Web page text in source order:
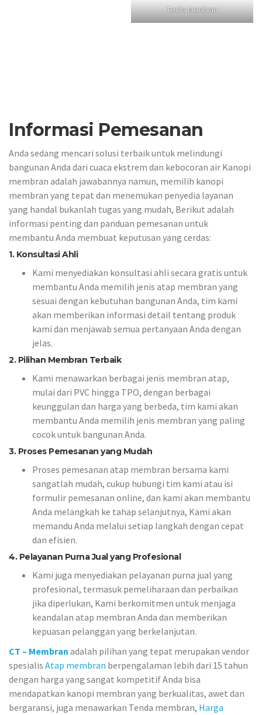
Tenda Membran
Informasi Pemesanan
Anda sedang mencari solusi terbaik untuk melindungi
bangunan Anda dari cuaca ekstrem dan kebocoran air Kanopi
membran adalah jawabannya namun, memilih kanopi
membran yang tepat dan menemukan penyedia layanan
yang handal bukanlah tugas yang mudah, Berikut adalah
informasi penting dan panduan pemesanan untuk
membantu Anda membuat keputusan yang cerdas:
1. Konsultasi Ahli
Kami menyediakan konsultasi ahli secara gratis untuk
membantu Anda memilih jenis atap membran yang
sesuai dengan kebutuhan bangunan Anda, tim kami
akan memberikan informasi detail tentang produk
kami dan menjawab semua pertanyaan Anda dengan
jelas.
2. Pilihan Membran Terbaik
Kami menawarkan berbagai jenis membran atap,
mulai dari PVC hingga TPO, dengan berbagai
keunggulan dan harga yang berbeda, tim kami akan
membantu Anda memilih jenis membran yang paling
cocok untuk bangunan Anda.
3. Proses Pemesanan yang Mudah
Proses pemesanan atap membran bersama kami
sangatlah mudah, cukup hubungi tim kami atau isi
formulir pemesanan online, dan kami akan membantu
Anda melangkah ke tahap selanjutnya, Kami akan
memandu Anda melalui setiap langkah dengan cepat
dan efisien.
4. Pelayanan Purna Jual yang Profesional
Kami juga menyediakan pelayanan purna jual yang
profesional, termasuk pemeliharaan dan perbaikan
jika diperlukan, Kami berkomitmen untuk menjaga
keandalan atap membran Anda dan memberikan
kepuasan pelanggan yang berkelanjutan.
CT – Membran adalah pilihan yang tepat merupakan vendor
spesialis Atap membran berpengalaman lebih dari 15 tahun
dengan harga yang sangat kompetitif Anda bisa
mendapatkan kanopi membran yang berkualitas, awet dan
bergaransi, juga menawarkan Tenda membran, Harga